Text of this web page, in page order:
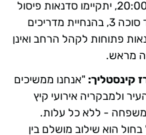
השעות 20:00-17:00, יתקיימו סדנאות פיסול
בחול לילדים ליד סוכה 3, בהנחיית מדריכים
פתוחות לקהל הרחב ואינן
מראש.
קינסטליך: "אנחנו ממשיכים
ולמבקריה אירועי קיץ
- ללא כל עלות.
הוא שילוב מושלם בין